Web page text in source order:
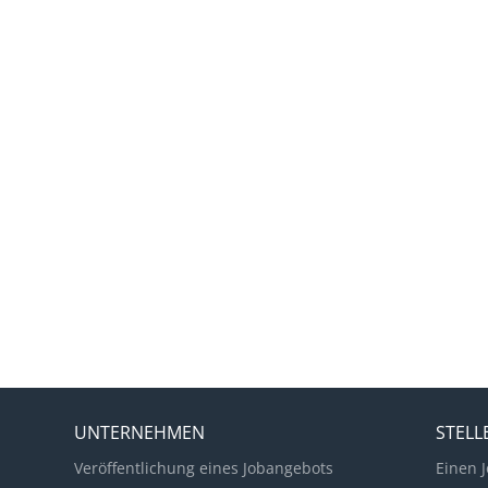
UNTERNEHMEN
Veröffentlichung eines Jobangebots Einen